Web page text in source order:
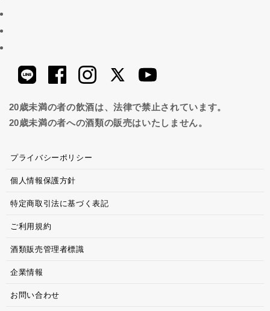
20歳未満の者の飲酒は、法律で禁止されています。
20歳未満の者への酒類の販売はいたしません。
プライバシーポリシー
個人情報保護方針
特定商取引法に基づく表記
ご利用規約
酒類販売管理者標識
企業情報
お問い合わせ